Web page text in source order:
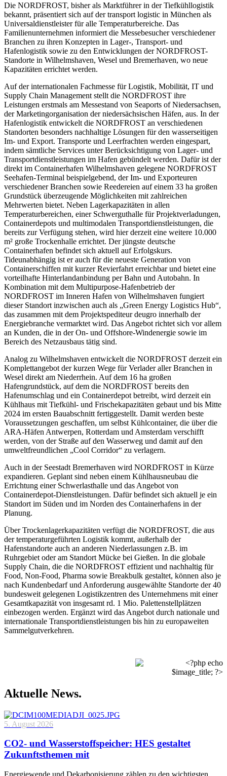
Die NORDFROST, bisher als Marktführer in der Tiefkühllogistik
bekannt, präsentiert sich auf der transport logistic in München als
Universaldienstleister für alle Temperaturbereiche. Das
Familienunternehmen informiert die Messebesucher verschiedener
Branchen zu ihren Konzepten in Lager-, Transport- und
Hafenlogistik sowie zu den Entwicklungen der NORDFROST-
Standorte in Wilhelmshaven, Wesel und Bremerhaven, wo neue
Kapazitäten errichtet werden.
Auf der internationalen Fachmesse für Logistik, Mobilität, IT und
Supply Chain Management stellt die NORDFROST ihre
Leistungen erstmals am Messestand von Seaports of Niedersachsen,
der Marketingorganisation der niedersächsischen Häfen, aus. In der
Hafenlogistik entwickelt die NORDFROST an verschiedenen
Standorten besonders nachhaltige Lösungen für den wasserseitigen
Im- und Export. Transporte und Leerfrachten werden eingespart,
indem sämtliche Services unter Berücksichtigung von Lager- und
Transportdienstleistungen im Hafen gebündelt werden. Dafür ist der
direkt im Containerhafen Wilhelmshaven gelegene NORDFROST
Seehafen-Terminal beispielgebend, der Im- und Exporteuren
verschiedener Branchen sowie Reedereien auf einem 33 ha großen
Grundstück überzeugende Möglichkeiten mit zahlreichen
Mehrwerten bietet. Neben Lagerkapazitäten in allen
Temperaturbereichen, einer Schwerguthalle für Projektverladungen,
Containerdepots und multimodalen Transportdienstleistungen, die
bereits zur Verfügung stehen, wird hier derzeit eine weitere 10.000
m² große Trockenhalle errichtet. Der jüngste deutsche
Containerhafen befindet sich aktuell auf Erfolgskurs.
Tideunabhängig ist er auch für die neueste Generation von
Containerschiffen mit kurzer Revierfahrt erreichbar und bietet eine
vorteilhafte Hinterlandanbindung per Bahn und Autobahn. In
Kombination mit dem Multipurpose-Hafenbetrieb der
NORDFROST im Inneren Hafen von Wilhelmshaven fungiert
dieser Standort inzwischen auch als „Green Energy Logistics Hub“,
das zusammen mit dem Projektspediteur deugro innerhalb der
Energiebranche vermarktet wird. Das Angebot richtet sich vor allem
an Kunden, die in der On- und Offshore-Windenergie sowie im
Bereich des Netzausbaus tätig sind.
Analog zu Wilhelmshaven entwickelt die NORDFROST derzeit ein
Komplettangebot der kurzen Wege für Verlader aller Branchen in
Wesel direkt am Niederrhein. Auf dem 16 ha großen
Hafengrundstück, auf dem die NORDFROST bereits den
Hafenumschlag und ein Containerdepot betreibt, wird derzeit ein
Kühlhaus mit Tiefkühl- und Frischekapazitäten gebaut und bis Mitte
2024 im ersten Bauabschnitt fertiggestellt. Damit werden beste
Voraussetzungen geschaffen, um selbst Kühlcontainer, die über die
ARA-Häfen Antwerpen, Rotterdam und Amsterdam verschifft
werden, von der Straße auf den Wasserweg und damit auf den
umweltfreundlichen „Cool Corridor“ zu verlagern.
Auch in der Seestadt Bremerhaven wird NORDFROST in Kürze
expandieren. Geplant sind neben einem Kühlhausneubau die
Errichtung einer Schwerlasthalle und das Angebot von
Containerdepot-Dienstleistungen. Dafür befindet sich aktuell je ein
Standort im Süden und im Norden des Containerhafens in der
Planung.
Über Trockenlagerkapazitäten verfügt die NORDFROST, die aus
der temperaturgeführten Logistik kommt, außerhalb der
Hafenstandorte auch an anderen Niederlassungen z.B. im
Ruhrgebiet oder am Standort Mücke bei Gießen. In die globale
Supply Chain, die die NORDFROST effizient und nachhaltig für
Food, Non-Food, Pharma sowie Breakbulk gestaltet, können also je
nach Kundenbedarf und Anforderung ausgewählte Standorte der 40
bundesweit gelegenen Logistikzentren des Unternehmens mit einer
Gesamtkapazität von insgesamt rd. 1 Mio. Palettenstellplätzen
einbezogen werden. Ergänzt wird das Angebot durch nationale und
internationale Transportdienstleistungen bis hin zu europaweiten
Sammelgutverkehren.
Aktuelle News.
5. August 2026
CO2- und Wasserstoffspeicher: HES gestaltet
Zukunftsthemen mit
Energiewende und Dekarbonisierung zählen zu den wichtigsten